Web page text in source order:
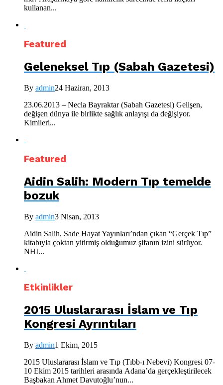
kullanan...
Featured
Geleneksel Tıp (Sabah Gazetesi)
By admin24 Haziran, 2013
23.06.2013 – Necla Bayraktar (Sabah Gazetesi) Gelişen,
değişen dünya ile birlikte sağlık anlayışı da değişiyor.
Kimileri...
Featured
Aidin Salih: Modern Tıp temelde
bozuk
By admin3 Nisan, 2013
Aidin Salih, Sade Hayat Yayınları’ndan çıkan “Gerçek Tıp”
kitabıyla çoktan yitirmiş olduğumuz şifanın izini sürüyor.
NHI...
Etkinlikler
2015 Uluslararası İslam ve Tıp
Kongresi Ayrıntıları
By admin1 Ekim, 2015
2015 Uluslararası İslam ve Tıp (Tıbb-ı Nebevi) Kongresi 07-
10 Ekim 2015 tarihleri arasında Adana’da gerçekleştirilecek
Başbakan Ahmet Davutoğlu’nun...